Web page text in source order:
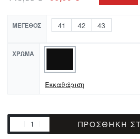
ΜΈΓΕΘΟΣ 41 42 43
ΧΡΏΜΑ
Εκκαθάριση
ΠΡΟΣΘΉΚΗ